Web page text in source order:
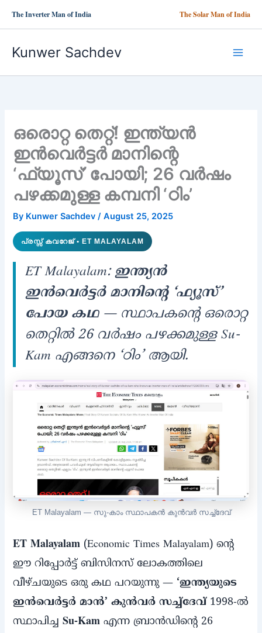
The Inverter Man of India The Solar Man of India
Kunwer Sachdev
ഒരൊറ്റ തെറ്റ്! ഇന്ത്യന്‍
ഇന്‍വെര്‍ട്ടര്‍ മാനിന്റെ
‘ഫ്യൂസ്’ പോയി; 26 വര്‍ഷം
പഴക്കമുള്ള കമ്പനി ‘ഠിം’
By Kunwer Sachdev/August 25, 2025
പ്രസ്സ് കവറേജ് • ET MALAYALAM
ET Malayalam:ഇന്ത്യന്‍
ഇന്‍വെര്‍ട്ടര്‍ മാനിന്റെ ‘ഫ്യൂസ്’
പോയ കഥ— സ്ഥാപകന്റെ ഒരൊറ്റ
തെറ്റില്‍ 26 വര്‍ഷം പഴക്കമുള്ള Su-
Kam എങ്ങനെ ‘ഠിം’ ആയി.
ET Malayalam — സു-കാം സ്ഥാപകന്‍ കുന്‍വര്‍ സച്ച്‌ദേവ്
ET Malayalam (Economic Times Malayalam) ന്റെ
ഈ റിപ്പോര്‍ട്ട് ബിസിനസ് ലോകത്തിലെ
വീഴ്ചയുടെ ഒരു കഥ പറയുന്നു — ‘ഇന്ത്യയുടെ
ഇന്‍വെര്‍ട്ടര്‍ മാന്‍’ കുന്‍വര്‍ സച്ച്‌ദേവ്1998-ല്‍
സ്ഥാപിച്ചSu-Kam എന്ന ബ്രാന്‍ഡിന്റെ 26